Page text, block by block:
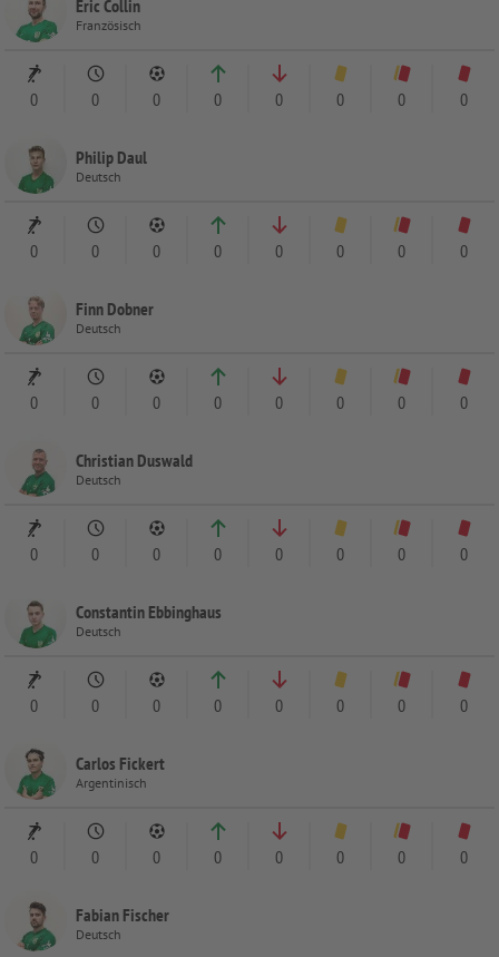
Eric Collin
Französisch
0 0 0 0 0 0 0 0
Philip Daul
Deutsch
0 0 0 0 0 0 0 0
Finn Dobner
Deutsch
0 0 0 0 0 0 0 0
Christian Duswald
Deutsch
0 0 0 0 0 0 0 0
Constantin Ebbinghaus
Deutsch
0 0 0 0 0 0 0 0
Carlos Fickert
Argentinisch
0 0 0 0 0 0 0 0
Fabian Fischer
Deutsch